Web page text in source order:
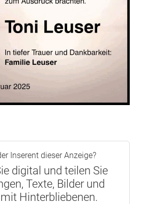
Inserent dieser Anzeige?
digital und teilen Sie
Texte, Bilder und
Hinterbliebenen.